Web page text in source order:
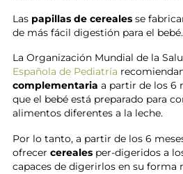
Las papillas de cerealesse
de más fácil digestión para el bebé.
La Organización Mundial de la
Española de Pediatría
complementaria a partir de los 6
que el bebé está preparado para
alimentos diferentes a la leche.
Por lo tanto, a partir de los 6
ofrecer cerealesper-digeridos a
capaces de digerirlos en su forma